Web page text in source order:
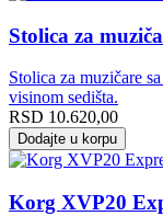
Stolica za
Stolica za muzičare
visinom sedišta.
RSD 10.620,00
Dodajte u korpu
Korg XVP20